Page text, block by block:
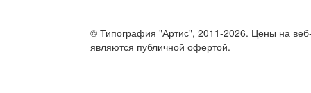
© Типография "Артис", 2011-2026. Цены на
являются публичной офертой.